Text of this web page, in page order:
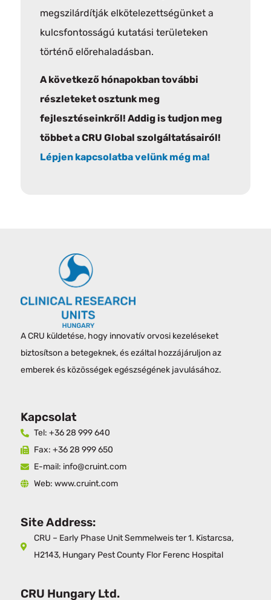
megszilárdítják elkötelezettségünket a
kulcsfontosságú kutatási területeken
történő előrehaladásban.
A következő hónapokban további
részleteket osztunk meg
fejlesztéseinkről! Addig is tudjon meg
többet a CRU Global szolgáltatásairól!
Lépjen kapcsolatba velünk még ma!
A CRU küldetése, hogy innovatív orvosi kezeléseket
biztosítson a betegeknek, és ezáltal hozzájáruljon az
emberek és közösségek egészségének javulásához.
Kapcsolat
Tel: +36 28 999 640
Fax: +36 28 999 650
E-mail: info@cruint.com
Web: www.cruint.com
Site Address:
CRU – Early Phase Unit Semmelweis ter 1. Kistarcsa,
H2143, Hungary Pest County Flor Ferenc Hospital
CRU Hungary Ltd.